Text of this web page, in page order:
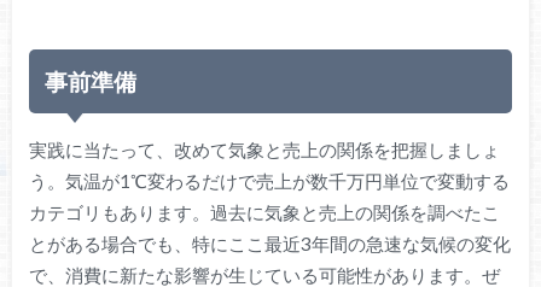
事前準備
実践に当たって、改めて気象と売上の関係を把握しましょ
う。気温が1℃変わるだけで売上が数千万円単位で変動する
カテゴリもあります。過去に気象と売上の関係を調べたこ
とがある場合でも、特にここ最近3年間の急速な気候の変化
で、消費に新たな影響が生じている可能性があります。ぜ